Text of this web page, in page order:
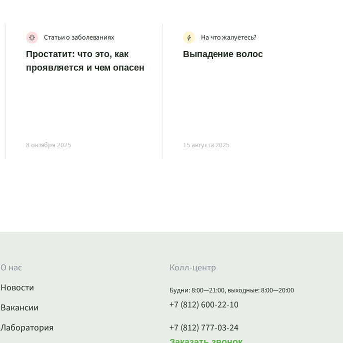
Статьи о заболеваниях
Простатит: что это, как
проявляется и чем опасен
8 октября 2025
На что жалуетесь?
Выпадение волос
15 августа 2025
О нас
Новости
Вакансии
Лаборатория
Колл-центр
Будни: 8:00—21:00, выходные: 8:00—20:00
+7 (812) 600-22-10
+7 (812) 777-03-24